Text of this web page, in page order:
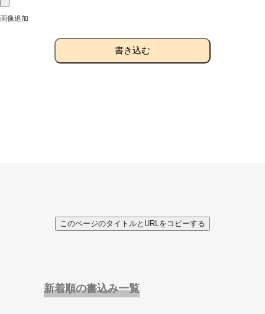
画像追加
書き込む
このページのタイトルとURLをコピーする
新着順の書込み一覧